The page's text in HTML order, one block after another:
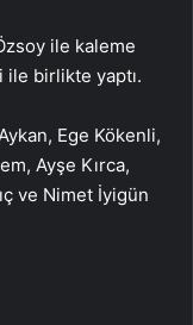
ile kaleme
birlikte yaptı.
Ege Kökenli,
Ayşe Kırca,
ve Nimet İyigün